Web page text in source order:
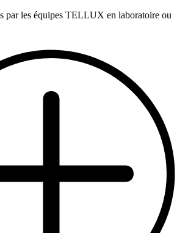
par les équipes TELLUX en laboratoire ou